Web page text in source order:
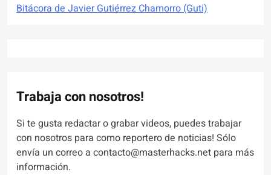
Bitácora de Javier Gutiérrez Chamorro (Guti)
Trabaja con nosotros!
Si te gusta redactar o grabar videos, puedes trabajar
con nosotros para como reportero de noticias! Sólo
envía un correo a contacto@masterhacks.net para más
información.